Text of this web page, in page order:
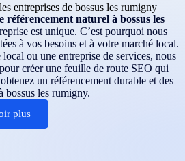
entreprises de bossus les rumigny
naturel à bossus les
est unique. C’est pourquoi nous
à vos besoins et à votre marché local.
ou une entreprise de services, nous
créer une feuille de route SEO qui
un référencement durable et des
bossus les rumigny.
plus